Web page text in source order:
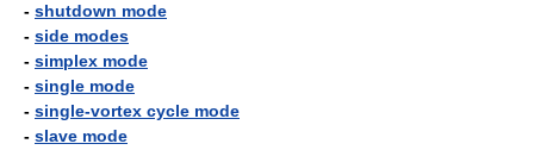
- shutdown mode
- side modes
- simplex mode
- single mode
- single-vortex cycle mode
- slave mode